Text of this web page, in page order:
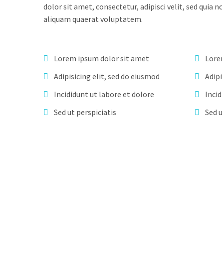
dolor sit amet, consectetur, adipisci velit, sed quia
aliquam quaerat voluptatem.
Lorem ipsum dolor sit amet
Adipisicing elit, sed do eiusmod
Incididunt ut labore et dolore
Sed ut perspiciatis
Sed